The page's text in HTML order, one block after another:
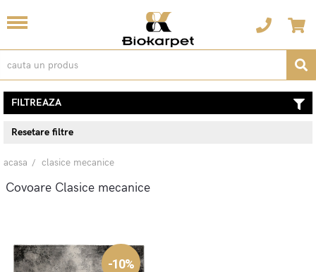
FILTREAZA
Resetare filtre
acasa clasice mecanice
Covoare Clasice mecanice
-10%